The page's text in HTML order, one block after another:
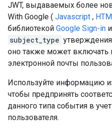
JWT, выдаваемых более
With Google ( Javascript ,
библиотекой Google Sign-in
subject_type
оно также может включать
электронной почты
Используйте информацию
чтобы предпринять
данного типа события в
пользователя.